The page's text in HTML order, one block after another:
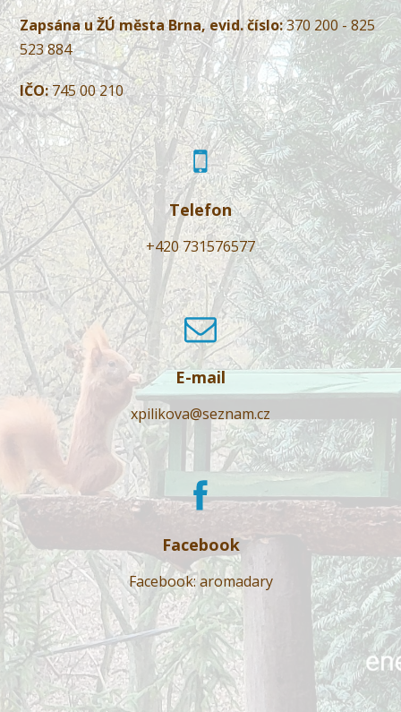
Zapsána u ŽÚ města Brna, evid. číslo:370 200 - 825
523 884
IČO:745 00 210
Telefon
+420 731576577
E-mail
xpilikova@seznam.cz
Facebook
Facebook: aromadary